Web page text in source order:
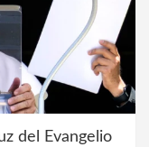
del Evangelio